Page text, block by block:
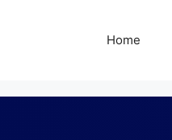
Home